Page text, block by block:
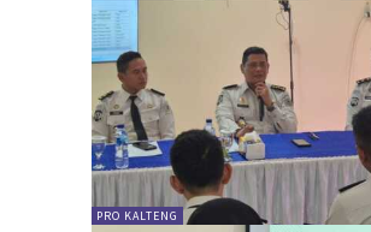
PRO KALTENG